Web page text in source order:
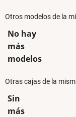
Otros modelos de la
No hay
más
modelos
Otras cajas de la
Sin
más